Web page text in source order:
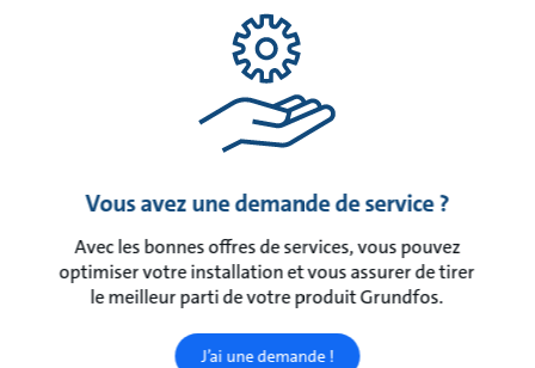
Vous avez une demande de service ?
Avec les bonnes offres de services, vous pouvez
optimiser votre installation et vous assurer de tirer
le meilleur parti de votre produit Grundfos.
J’ai une demande !